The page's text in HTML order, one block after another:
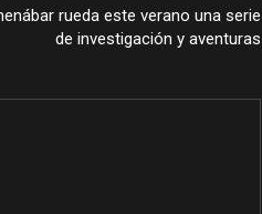
rueda este verano una serie
de investigación y aventuras